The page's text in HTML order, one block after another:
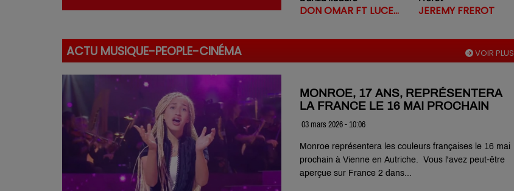
DON OMAR FT LUCENZO JEREMY FREROT
VOIR PLUS
ACTU MUSIQUE-PEOPLE-CINÉMA
MONROE, 17 ANS, REPRÉSENTERA
LA FRANCE LE 16 MAI PROCHAIN
03 mars 2026 - 10:06
Monroe représentera les couleurs françaises le 16 mai
prochain à Vienne en Autriche. Vous l'avez peut-être
aperçue sur France 2 dans...